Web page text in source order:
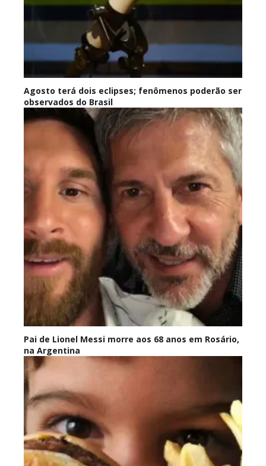
Agosto terá dois eclipses; fenômenos poderão ser
observados do Brasil
Pai de Lionel Messi morre aos 68 anos em Rosário,
na Argentina